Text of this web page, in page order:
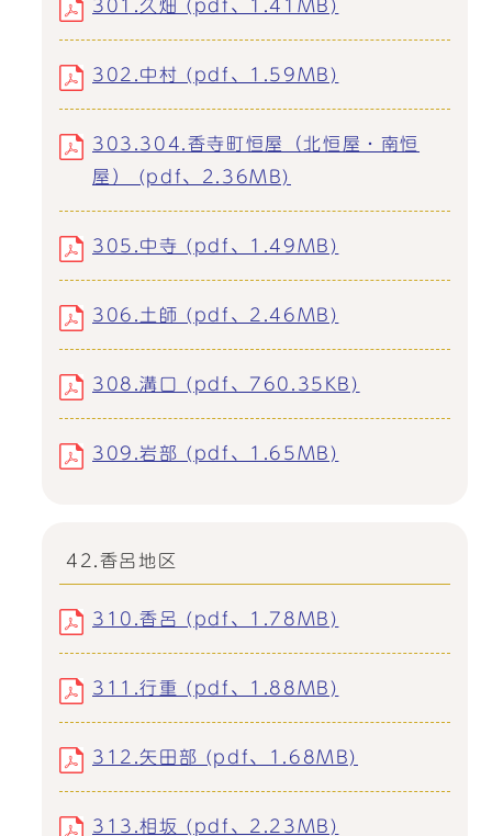
301.久畑 (pdf、1.41MB)
302.中村 (pdf、1.59MB)
303.304.香寺町恒屋（北恒屋・南恒
屋） (pdf、2.36MB)
305.中寺 (pdf、1.49MB)
306.土師 (pdf、2.46MB)
308.溝口 (pdf、760.35KB)
309.岩部 (pdf、1.65MB)
42.香呂地区
310.香呂 (pdf、1.78MB)
311.行重 (pdf、1.88MB)
312.矢田部 (pdf、1.68MB)
313.相坂 (pdf、2.23MB)